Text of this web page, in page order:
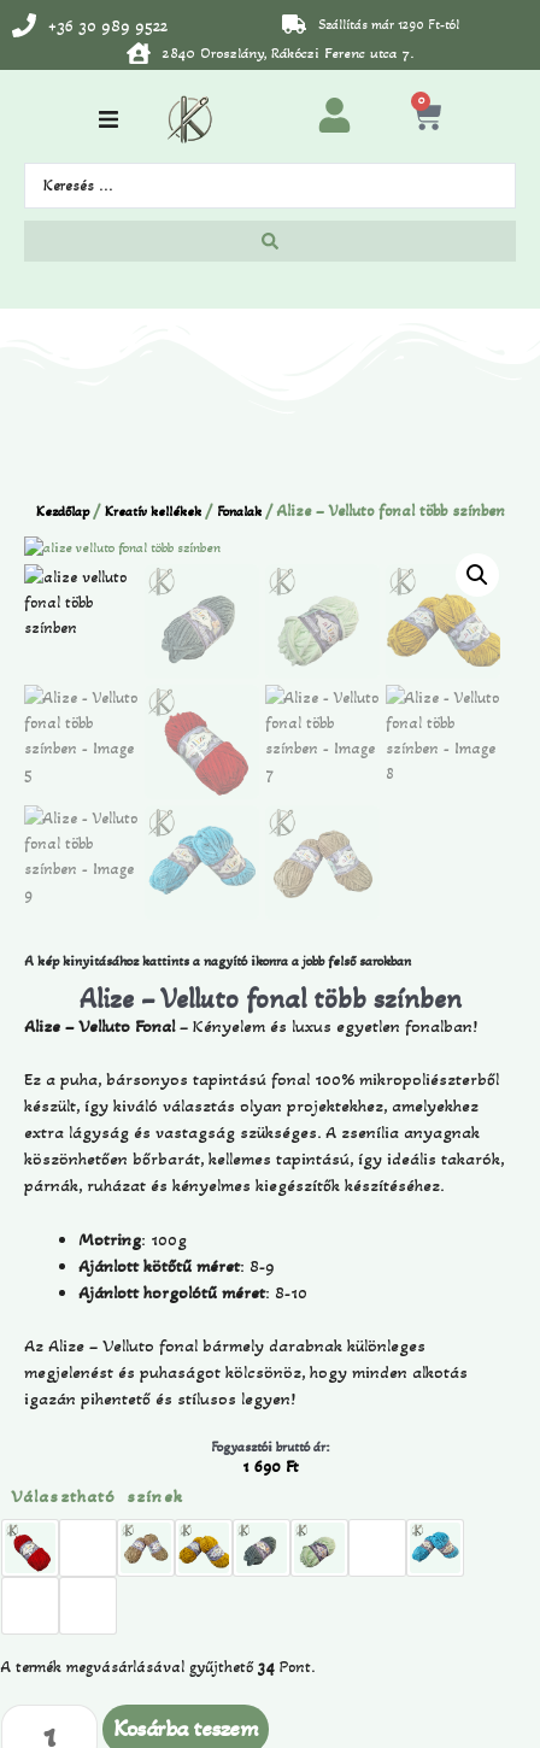
+36 30 989 9522 Szállítás már 1290 Ft-tól
2840 Oroszlány, Rákóczi Ferenc utca 7.
0
Kezdőlap/ Kreatív kellékek/ Fonalak/ Alize – Velluto fonal több színben
A kép kinyitásához kattints a nagyító ikonra a jobb felső sarokban
Alize – Velluto fonal több színben
Alize – Velluto Fonal– Kényelem és luxus egyetlen fonalban!
Ez a puha, bársonyos tapintású fonal 100% mikropoliészterből
készült, így kiváló választás olyan projektekhez, amelyekhez
extra lágyság és vastagság szükséges. A zsenília anyagnak
köszönhetően bőrbarát, kellemes tapintású, így ideális takarók,
párnák, ruházat és kényelmes kiegészítők készítéséhez.
Motring: 100g
Ajánlott kötőtű méret: 8-9
Ajánlott horgolótű méret: 8-10
Az Alize – Velluto fonal bármely darabnak különleges
megjelenést és puhaságot kölcsönöz, hogy minden alkotás
igazán pihentető és stílusos legyen!
Fogyasztói bruttó ár:
1 690 Ft
Választható színek
A termék megvásárlásával gyűjthető34 Pont.
Kosárba teszem